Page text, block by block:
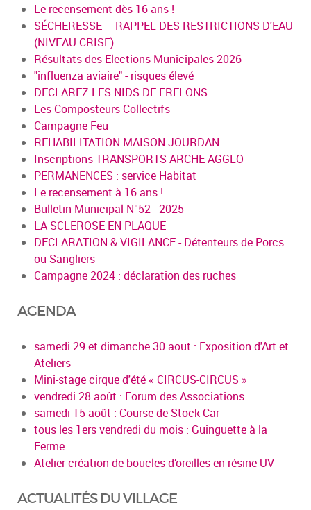
Le recensement dès 16 ans !
SÉCHERESSE – RAPPEL DES RESTRICTIONS D'EAU
(NIVEAU CRISE)
Résultats des Elections Municipales 2026
"influenza aviaire" - risques élevé
DECLAREZ LES NIDS DE FRELONS
Les Composteurs Collectifs
Campagne Feu
REHABILITATION MAISON JOURDAN
Inscriptions TRANSPORTS ARCHE AGGLO
PERMANENCES : service Habitat
Le recensement à 16 ans !
Bulletin Municipal N°52 - 2025
LA SCLEROSE EN PLAQUE
DECLARATION & VIGILANCE - Détenteurs de Porcs
ou Sangliers
Campagne 2024 : déclaration des ruches
AGENDA
samedi 29 et dimanche 30 aout : Exposition d'Art et
Ateliers
Mini-stage cirque d'été « CIRCUS-CIRCUS »
vendredi 28 août : Forum des Associations
samedi 15 août : Course de Stock Car
tous les 1ers vendredi du mois : Guinguette à la
Ferme
Atelier création de boucles d’oreilles en résine UV
ACTUALITÉS DU VILLAGE